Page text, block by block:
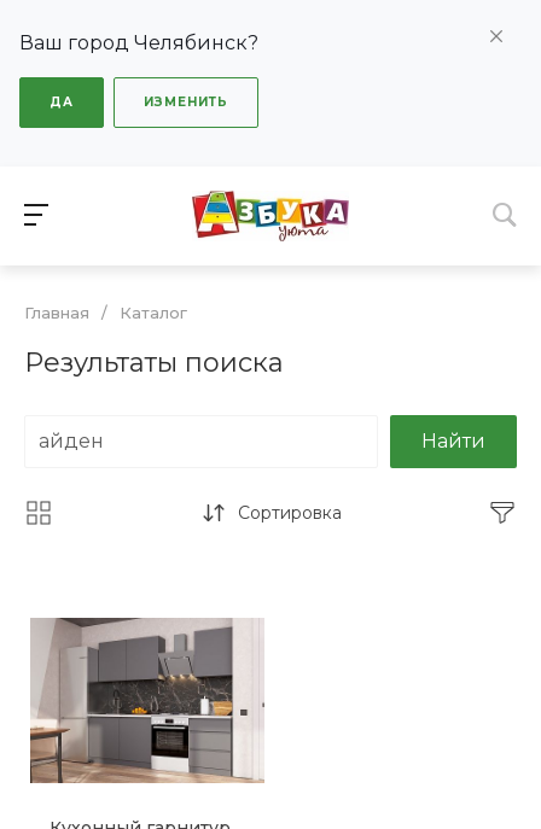
Ваш город Челябинск?
ДА ИЗМЕНИТЬ
Главная / Каталог
Результаты поиска
Найти
Сортировка